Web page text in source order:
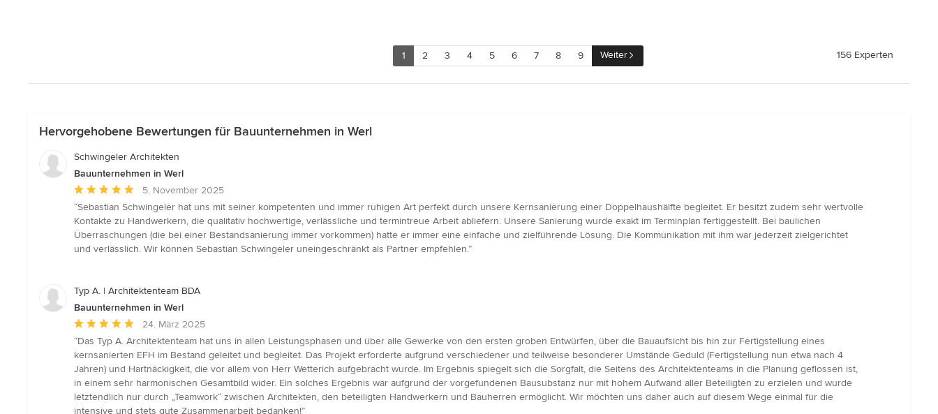
1 2 3 4 5 6 7 8 9 Weiter 156 Experten
Hervorgehobene Bewertungen für Bauunternehmen in Werl
Schwingeler Architekten
Bauunternehmen in Werl
Durchschnittliche
Bewertung:
5
von
5
5. November 2025
“Sebastian Schwingeler hat uns mit seiner kompetenten und immer ruhigen Art perfekt durch unsere Kernsanierung einer Doppelhaushälfte begleitet. Er besitzt zudem sehr wertvolle
Kontakte zu Handwerkern, die qualitativ hochwertige, verlässliche und termintreue Arbeit abliefern. Unsere Sanierung wurde exakt im Terminplan fertiggestellt. Bei baulichen
Überraschungen (die bei einer Bestandsanierung immer vorkommen) hatte er immer eine einfache und zielführende Lösung. Die Kommunikation mit ihm war jederzeit zielgerichtet
und verlässlich. Wir können Sebastian Schwingeler uneingeschränkt als Partner empfehlen.”
Typ A. | Architektenteam BDA
Bauunternehmen in Werl
Durchschnittliche
Bewertung:
5
von
5
Sternen
24. März 2025
“Das Typ A. Architektenteam hat uns in allen Leistungsphasen und über alle Gewerke von den ersten groben Entwürfen, über die Bauaufsicht bis hin zur Fertigstellung eines
kernsanierten EFH im Bestand geleitet und begleitet. Das Projekt erforderte aufgrund verschiedener und teilweise besonderer Umstände Geduld (Fertigstellung nun etwa nach 4
Jahren) und Hartnäckigkeit, die vor allem von Herr Wetterich aufgebracht wurde. Im Ergebnis spiegelt sich die Sorgfalt, die Seitens des Architektenteams in die Planung geflossen ist,
in einem sehr harmonischen Gesamtbild wider. Ein solches Ergebnis war aufgrund der vorgefundenen Bausubstanz nur mit hohem Aufwand aller Beteiligten zu erzielen und wurde
letztendlich nur durch „Teamwork“ zwischen Architekten, den beteiligten Handwerkern und Bauherren ermöglicht. Wir möchten uns daher auch auf diesem Wege einmal für die
intensive und stets gute Zusammenarbeit bedanken!”